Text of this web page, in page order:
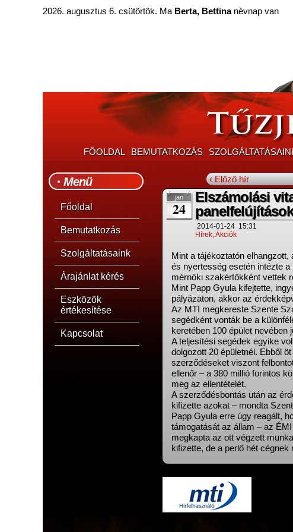
2026. augusztus 6. csütörtök. Ma Berta, Bettinanévnap van
FŐOLDAL BEMUTATKOZÁS
Menü
Főoldal
Bemutatkozás
Szolgáltatásaink
Árajánlat kérés
Eszközök
értékesítése
Kapcsolat
‹ Előző hír
jan
24
Elszámolási
2014-01-24 15:31
Hírek, Akciók
Mint a tájékoztatón
és nyertesség esetén intézte
mérnöki szakértőkként vettek
Mint Papp Gyula kifejtette,
pályázaton, akkor az
Az MTI megkereste Szente
segédként vonták be a
keretében 100 épület nevében
A teljesítési segédek egyike
dolgozott 20 épületnél. Ebből
szerződéseket viszont
ellenőr – a 380 millió forintos
meg az ellentételét.
A szerződésbontás után az
kifizette azokat – mondta
Papp Gyula erre úgy reagált,
támogatását az állam – az
megkapta az ott végzett
kifizette, de a perlő hét cégnek